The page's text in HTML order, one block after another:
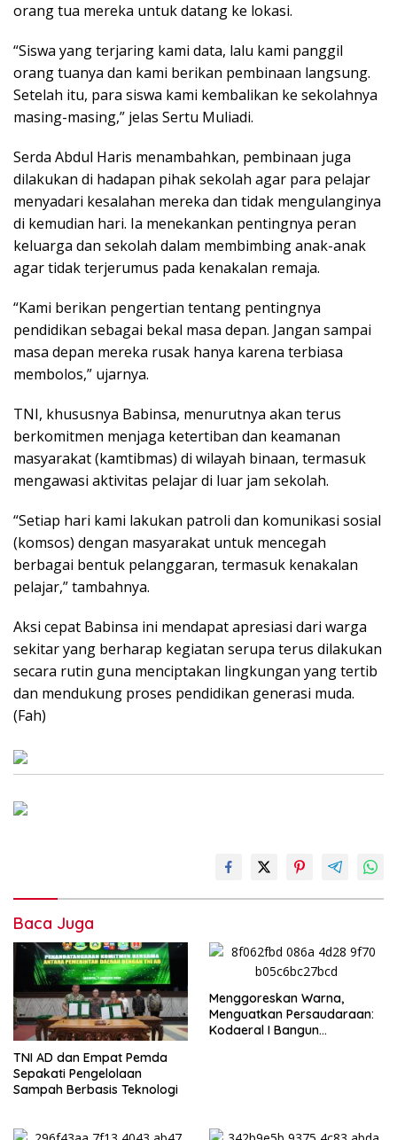
orang tua mereka untuk datang ke lokasi.
“Siswa yang terjaring kami data, lalu kami panggil
orang tuanya dan kami berikan pembinaan langsung.
Setelah itu, para siswa kami kembalikan ke sekolahnya
masing-masing,” jelas Sertu Muliadi.
Serda Abdul Haris menambahkan, pembinaan juga
dilakukan di hadapan pihak sekolah agar para pelajar
menyadari kesalahan mereka dan tidak mengulanginya
di kemudian hari. Ia menekankan pentingnya peran
keluarga dan sekolah dalam membimbing anak-anak
agar tidak terjerumus pada kenakalan remaja.
“Kami berikan pengertian tentang pentingnya
pendidikan sebagai bekal masa depan. Jangan sampai
masa depan mereka rusak hanya karena terbiasa
membolos,” ujarnya.
TNI, khususnya Babinsa, menurutnya akan terus
berkomitmen menjaga ketertiban dan keamanan
masyarakat (kamtibmas) di wilayah binaan, termasuk
mengawasi aktivitas pelajar di luar jam sekolah.
“Setiap hari kami lakukan patroli dan komunikasi sosial
(komsos) dengan masyarakat untuk mencegah
berbagai bentuk pelanggaran, termasuk kenakalan
pelajar,” tambahnya.
Aksi cepat Babinsa ini mendapat apresiasi dari warga
sekitar yang berharap kegiatan serupa terus dilakukan
secara rutin guna menciptakan lingkungan yang tertib
dan mendukung proses pendidikan generasi muda.
(Fah)
Baca Juga
TNI AD dan Empat Pemda
Sepakati Pengelolaan
Sampah Berbasis Teknologi
Menggoreskan Warna,
Menguatkan Persaudaraan:
Kodaeral I Bangun